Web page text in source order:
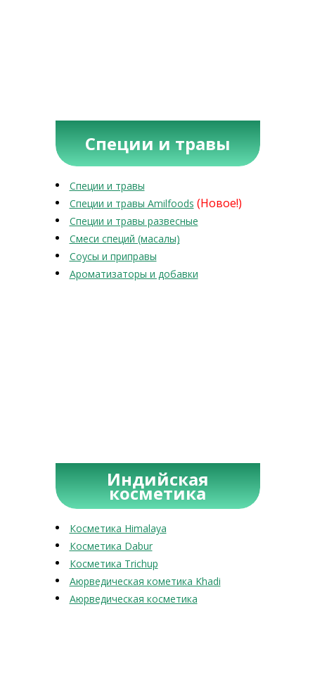
Специи и травы
Специи и травы
Специи и травы Amilfoods (Новое!)
Специи и травы развесные
Смеси специй (масалы)
Соусы и приправы
Ароматизаторы и добавки
Индийская
косметика
Косметика Himalaya
Косметика Dabur
Косметика Trichup
Аюрведическая кометика Khadi
Аюрведическая косметика